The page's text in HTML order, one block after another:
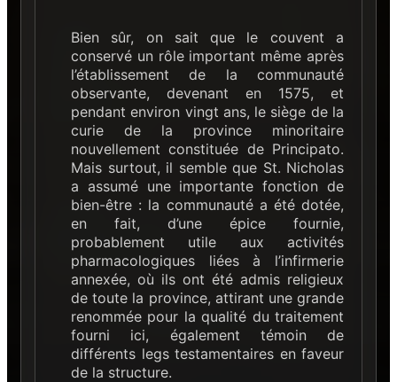
Bien sûr, on sait que le couvent a
conservé un rôle important même après
l’établissement de la communauté
observante, devenant en 1575, et
pendant environ vingt ans, le siège de la
curie de la province minoritaire
nouvellement constituée de Principato.
Mais surtout, il semble que St. Nicholas
a assumé une importante fonction de
bien-être : la communauté a été dotée,
en fait, d’une épice fournie,
probablement utile aux activités
pharmacologiques liées à l’infirmerie
annexée, où ils ont été admis religieux
de toute la province, attirant une grande
renommée pour la qualité du traitement
fourni ici, également témoin de
différents legs testamentaires en faveur
de la structure.